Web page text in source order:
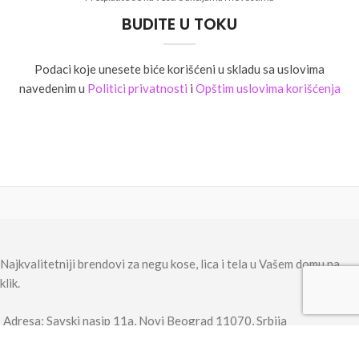
BUDITE U TOKU
Podaci koje unesete biće korišćeni u skladu sa uslovima
navedenim u Politici privatnosti i Opštim uslovima korišćenja
Najkvalitetniji brendovi za negu kose, lica i tela u Vašem domu na
klik.
Adresa: Savski nasip 11a, Novi Beograd 11070, Srbija